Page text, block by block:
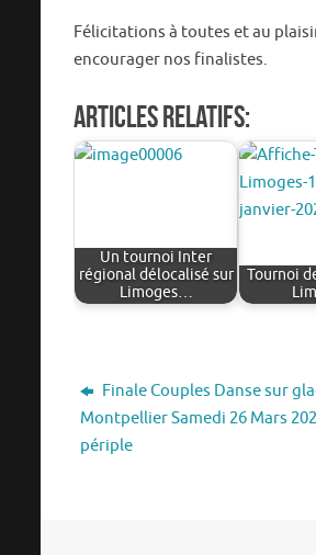
Félicitations à toutes et au
encourager nos finalistes.
Articles relatifs:
Un tournoi Inter
régional délocalisé sur
Limoges…
Tournoi
Finale Couples Danse sur
Montpellier Samedi 26 Mars
périple